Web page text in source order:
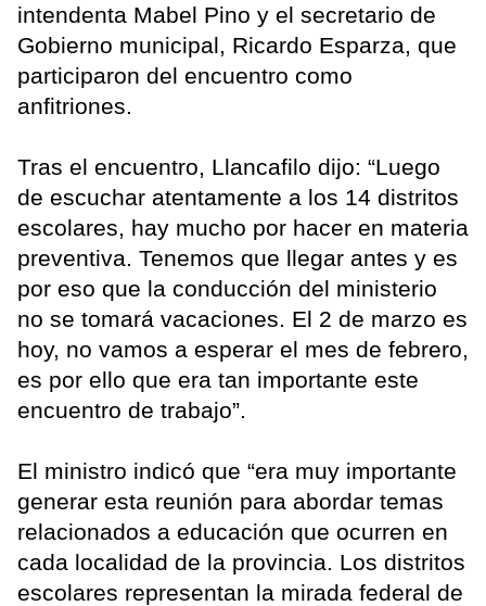
intendenta Mabel Pino y el secretario de
Gobierno municipal, Ricardo Esparza, que
participaron del encuentro como
anfitriones.
Tras el encuentro, Llancafilo dijo: “Luego
de escuchar atentamente a los 14 distritos
escolares, hay mucho por hacer en materia
preventiva. Tenemos que llegar antes y es
por eso que la conducción del ministerio
no se tomará vacaciones. El 2 de marzo es
hoy, no vamos a esperar el mes de febrero,
es por ello que era tan importante este
encuentro de trabajo”.
El ministro indicó que “era muy importante
generar esta reunión para abordar temas
relacionados a educación que ocurren en
cada localidad de la provincia. Los distritos
escolares representan la mirada federal de